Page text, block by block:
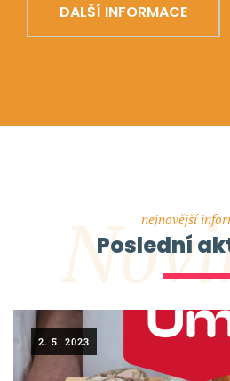
DALŠÍ INFORMACE
nejnovější
Poslední
2. 5. 2023